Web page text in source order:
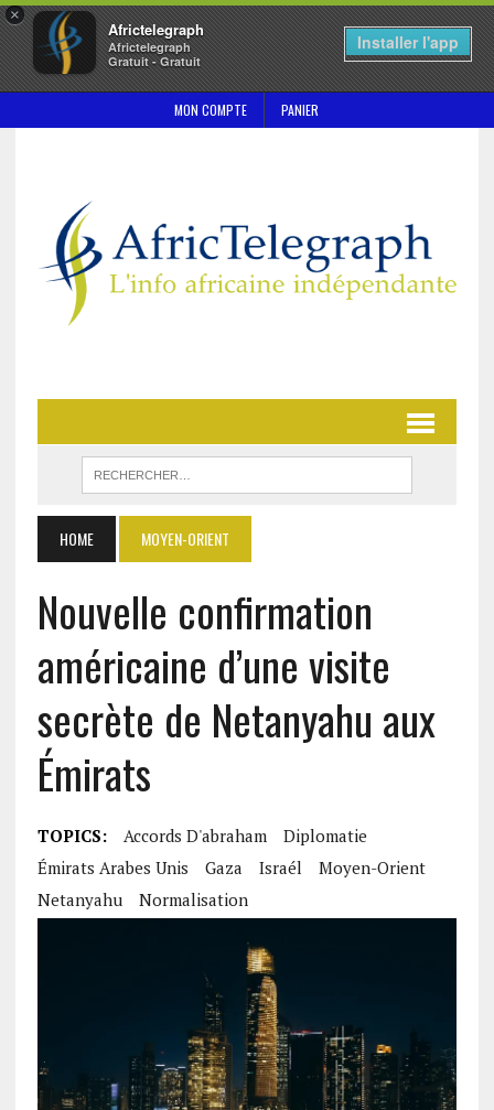
×
Africtelegraph
Africtelegraph
Gratuit - Gratuit
Installer l'app
MON COMPTE PANIER
HOME MOYEN-ORIENT
Nouvelle confirmation
américaine d’une visite
secrète de Netanyahu aux
Émirats
TOPICS: Accords D'abraham
Diplomatie
Émirats Arabes Unis
Gaza Israél
Moyen-Orient
Netanyahu
Normalisation